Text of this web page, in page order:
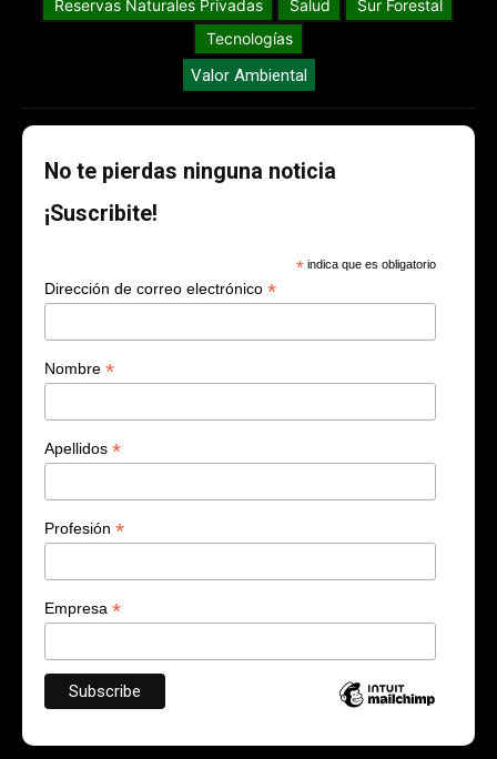
Reservas Naturales Privadas
Salud
Sur Forestal
Tecnologías
Valor Ambiental
No te pierdas ninguna noticia
¡Suscribite!
* indica que es obligatorio
Dirección de correo electrónico *
Nombre *
Apellidos *
Profesión *
Empresa *